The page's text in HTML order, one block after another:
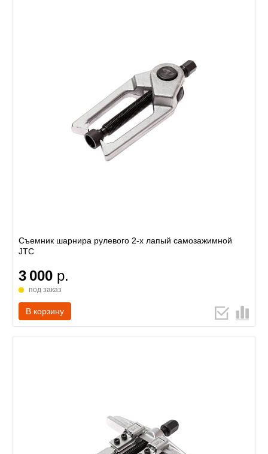
Съемник шарнира рулевого 2-х лапый самозажимной
JTC
3 000 р.
под заказ
В корзину